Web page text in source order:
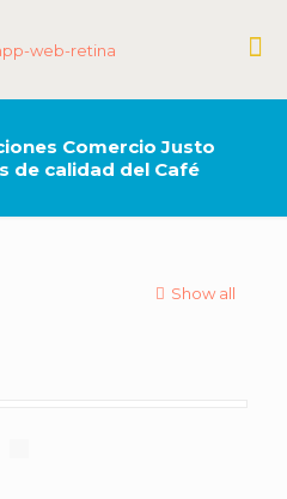
Comercio Justo
de calidad del Café
Show all